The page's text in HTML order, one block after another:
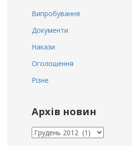
Випробування
Документи
Накази
Оголошення
Різне
Архів новин
Архів
новин